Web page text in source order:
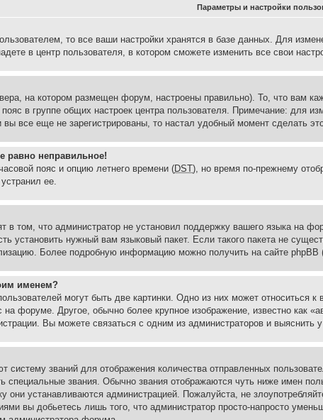
Параметры и настройки
то все ваши настройки хранятся в базе данных. Для
в центр пользователя, в котором сможете изменить все свои
на котором размещен форум, настроены правильно). То, что вам
в группе общих настроек центра пользователя. Примечание: для
все еще не зарегистрированы, то настал удобный момент сделать
равно неправильное!
пояс и опцию летнего времени (DST), но время по-прежнему
ее.
в том, что администратор не установил поддержку вашего языка на
установить нужный вам языковый пакет. Если такого пакета не
Более подробную информацию можно получить на сайте phpBB
именем?
могут быть две картинки. Одно из них может относиться
форуме. Другое, обычно более крупное изображение, известно как
Вы можете связаться с одним из администраторов и выяснить
систему званий для отображения количества отправленных
специальные звания. Обычно звания отображаются чуть ниже имен
они устанавливаются администрацией. Пожалуйста, не
вы добьетесь лишь того, что администратор просто-напросто